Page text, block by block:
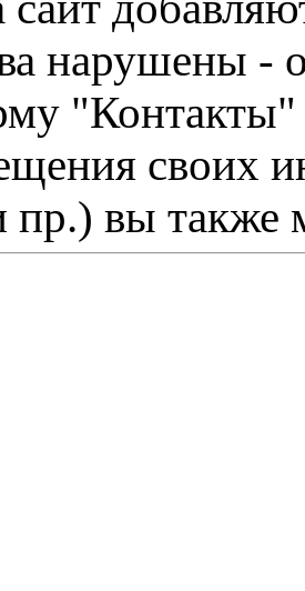
нарушены -
"Контакты"
своих
пр.) вы также